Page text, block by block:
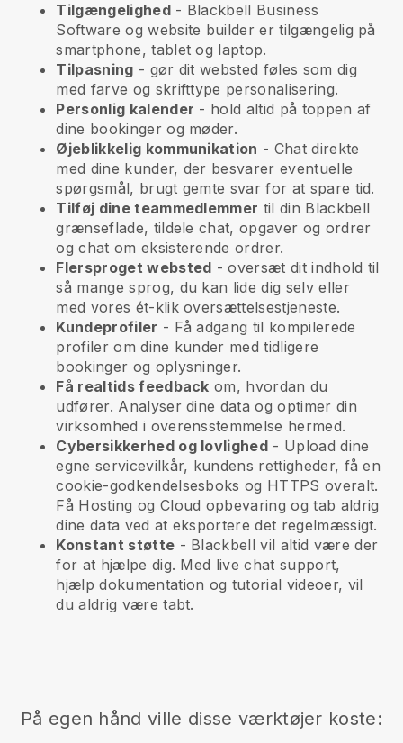
Tilgængelighed- Blackbell Business
Software og website builder er tilgængelig på
smartphone, tablet og laptop.
Tilpasning - gør dit websted føles som dig
med farve og skrifttype personalisering.
Personlig kalender - hold altid på toppen af
dine bookinger og møder.
Øjeblikkelig kommunikation - Chat direkte
med dine kunder, der besvarer eventuelle
spørgsmål, brugt gemte svar for at spare tid.
Tilføj dine teammedlemmer til din Blackbell
grænseflade, tildele chat, opgaver og ordrer
og chat om eksisterende ordrer.
Flersproget websted - oversæt dit indhold til
så mange sprog, du kan lide dig selv eller
med vores ét-klik oversættelsestjeneste.
Kundeprofiler - Få adgang til kompilerede
profiler om dine kunder med tidligere
bookinger og oplysninger.
Få realtids feedback om, hvordan du
udfører. Analyser dine data og optimer din
virksomhed i overensstemmelse hermed.
Cybersikkerhed og lovlighed - Upload dine
egne servicevilkår, kundens rettigheder, få en
cookie-godkendelsesboks og HTTPS overalt.
Få Hosting og Cloud opbevaring og tab aldrig
dine data ved at eksportere det regelmæssigt.
Konstant støtte - Blackbell vil altid være der
for at hjælpe dig. Med live chat support,
hjælp dokumentation og tutorial videoer, vil
du aldrig være tabt.
På egen hånd ville disse værktøjer koste: